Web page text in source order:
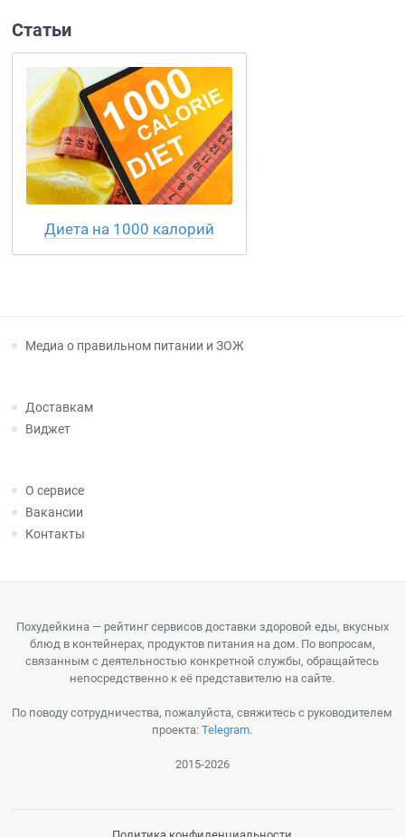
Статьи
Диета на 1000 калорий
Медиа о правильном питании и ЗОЖ
Доставкам
Виджет
О сервисе
Вакансии
Контакты
Похудейкина — рейтинг сервисов доставки здоровой еды, вкусных
блюд в контейнерах, продуктов питания на дом. По вопросам,
связанным с деятельностью конкретной службы, обращайтесь
непосредственно к её представителю на сайте.
По поводу сотрудничества, пожалуйста, свяжитесь с руководителем
проекта:Telegram.
2015-2026